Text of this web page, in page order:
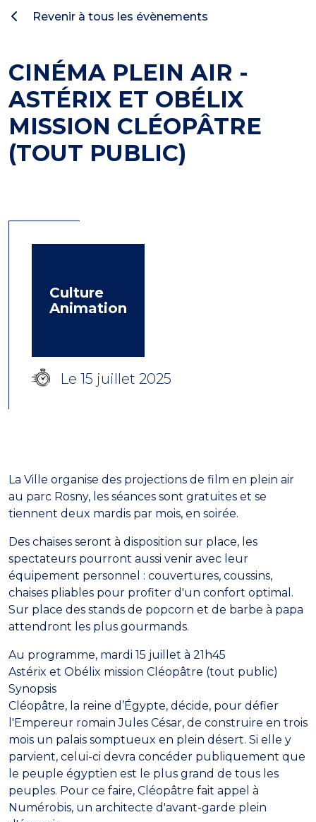
Revenir à tous les évènements
CINÉMA PLEIN AIR -
ASTÉRIX ET OBÉLIX
MISSION CLÉOPÂTRE
(TOUT PUBLIC)
Culture
Animation
Le 15 juillet 2025
La Ville organise des projections de film en plein air
au parc Rosny, les séances sont gratuites et se
tiennent deux mardis par mois, en soirée.
Des chaises seront à disposition sur place, les
spectateurs pourront aussi venir avec leur
équipement personnel : couvertures, coussins,
chaises pliables pour profiter d'un confort optimal.
Sur place des stands de popcorn et de barbe à papa
attendront les plus gourmands.
Au programme, mardi 15 juillet à 21h45
Astérix et Obélix mission Cléopâtre (tout public)
Synopsis
Cléopâtre, la reine d’Égypte, décide, pour défier
l'Empereur romain Jules César, de construire en trois
mois un palais somptueux en plein désert. Si elle y
parvient, celui-ci devra concéder publiquement que
le peuple égyptien est le plus grand de tous les
peuples. Pour ce faire, Cléopâtre fait appel à
Numérobis, un architecte d'avant-garde plein